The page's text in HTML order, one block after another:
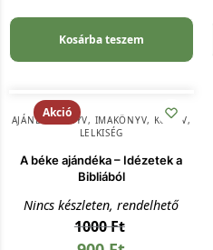
Kosárba teszem
Akció
AJÁNDÉKKÖNYV, IMAKÖNYV, KÖNYV,
LELKISÉG
A béke ajándéka – Idézetek a
Bibliából
Nincs készleten, rendelhető
1000Ft